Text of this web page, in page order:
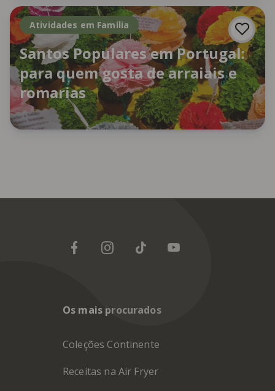
Atividades em Família
Santos Populares em Portugal:
para quem gosta de arraiais e
romarias
Os mais procurados
Coleções Continente
Receitas na Air Fryer